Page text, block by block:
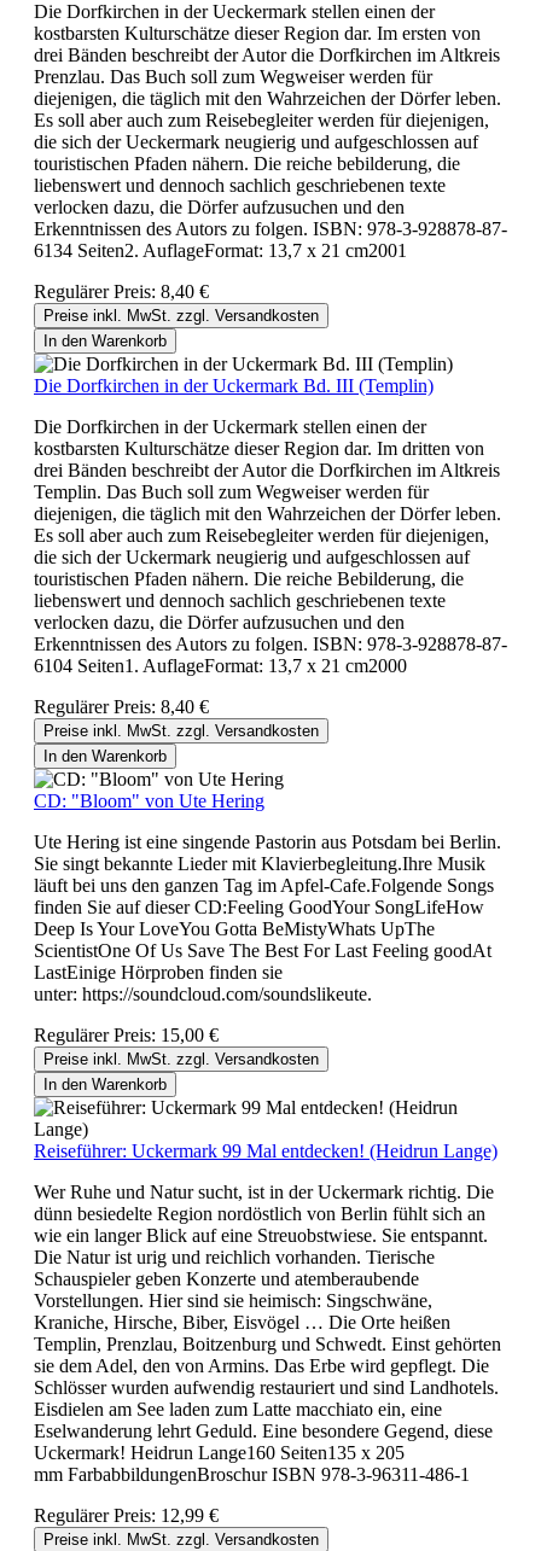
Die Dorfkirchen in der Ueckermark stellen einen der
kostbarsten Kulturschätze dieser Region dar. Im ersten von
drei Bänden beschreibt der Autor die Dorfkirchen im Altkreis
Prenzlau. Das Buch soll zum Wegweiser werden für
diejenigen, die täglich mit den Wahrzeichen der Dörfer leben.
Es soll aber auch zum Reisebegleiter werden für diejenigen,
die sich der Ueckermark neugierig und aufgeschlossen auf
touristischen Pfaden nähern. Die reiche bebilderung, die
liebenswert und dennoch sachlich geschriebenen texte
verlocken dazu, die Dörfer aufzusuchen und den
Erkenntnissen des Autors zu folgen. ISBN: 978-3-928878-87-
6134 Seiten2. AuflageFormat: 13,7 x 21 cm2001
Regulärer Preis: 8,40 €
Preise inkl. MwSt. zzgl. Versandkosten
In den Warenkorb
Die Dorfkirchen in der Uckermark Bd. III (Templin)
Die Dorfkirchen in der Uckermark stellen einen der
kostbarsten Kulturschätze dieser Region dar. Im dritten von
drei Bänden beschreibt der Autor die Dorfkirchen im Altkreis
Templin. Das Buch soll zum Wegweiser werden für
diejenigen, die täglich mit den Wahrzeichen der Dörfer leben.
Es soll aber auch zum Reisebegleiter werden für diejenigen,
die sich der Uckermark neugierig und aufgeschlossen auf
touristischen Pfaden nähern. Die reiche Bebilderung, die
liebenswert und dennoch sachlich geschriebenen texte
verlocken dazu, die Dörfer aufzusuchen und den
Erkenntnissen des Autors zu folgen. ISBN: 978-3-928878-87-
6104 Seiten1. AuflageFormat: 13,7 x 21 cm2000
Regulärer Preis: 8,40 €
Preise inkl. MwSt. zzgl. Versandkosten
In den Warenkorb
CD: "Bloom" von Ute Hering
Ute Hering ist eine singende Pastorin aus Potsdam bei Berlin.
Sie singt bekannte Lieder mit Klavierbegleitung.Ihre Musik
läuft bei uns den ganzen Tag im Apfel-Cafe.Folgende Songs
finden Sie auf dieser CD:Feeling GoodYour SongLifeHow
Deep Is Your LoveYou Gotta BeMistyWhats UpThe
ScientistOne Of Us Save The Best For Last Feeling goodAt
LastEinige Hörproben finden sie
unter: https://soundcloud.com/soundslikeute.
Regulärer Preis: 15,00 €
Preise inkl. MwSt. zzgl. Versandkosten
In den Warenkorb
Reiseführer: Uckermark 99 Mal entdecken! (Heidrun Lange)
Wer Ruhe und Natur sucht, ist in der Uckermark richtig. Die
dünn besiedelte Region nordöstlich von Berlin fühlt sich an
wie ein langer Blick auf eine Streuobstwiese. Sie entspannt.
Die Natur ist urig und reichlich vorhanden. Tierische
Schauspieler geben Konzerte und atemberaubende
Vorstellungen. Hier sind sie heimisch: Singschwäne,
Kraniche, Hirsche, Biber, Eisvögel … Die Orte heißen
Templin, Prenzlau, Boitzenburg und Schwedt. Einst gehörten
sie dem Adel, den von Armins. Das Erbe wird gepflegt. Die
Schlösser wurden aufwendig restauriert und sind Landhotels.
Eisdielen am See laden zum Latte macchiato ein, eine
Eselwanderung lehrt Geduld. Eine besondere Gegend, diese
Uckermark! Heidrun Lange160 Seiten135 x 205
mm FarbabbildungenBroschur ISBN 978-3-96311-486-1
Regulärer Preis: 12,99 €
Preise inkl. MwSt. zzgl. Versandkosten